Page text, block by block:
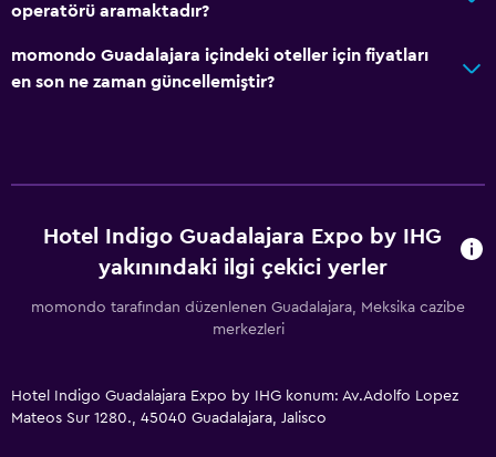
operatörü aramaktadır?
momondo Guadalajara içindeki oteller için fiyatları
en son ne zaman güncellemiştir?
Hotel Indigo Guadalajara Expo by IHG
yakınındaki ilgi çekici yerler
momondo tarafından düzenlenen Guadalajara, Meksika cazibe
merkezleri
Hotel Indigo Guadalajara Expo by IHG konum: Av.Adolfo Lopez
Mateos Sur 1280., 45040 Guadalajara, Jalisco